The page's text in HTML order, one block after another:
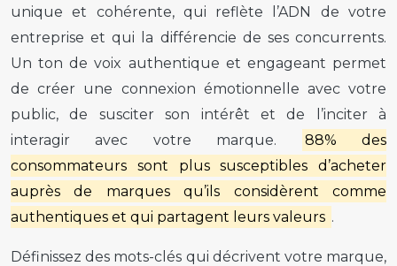
unique et cohérente, qui reflète l’ADN de votre
entreprise et qui la différencie de ses concurrents.
Un ton de voix authentique et engageant permet
de créer une connexion émotionnelle avec votre
public, de susciter son intérêt et de l’inciter à
interagir avec votre marque.
88% des
consommateurs sont plus susceptibles d’acheter
auprès de marques qu’ils considèrent comme
authentiques et qui partagent leurs valeurs .
Définissez des mots-clés qui décrivent votre marque,